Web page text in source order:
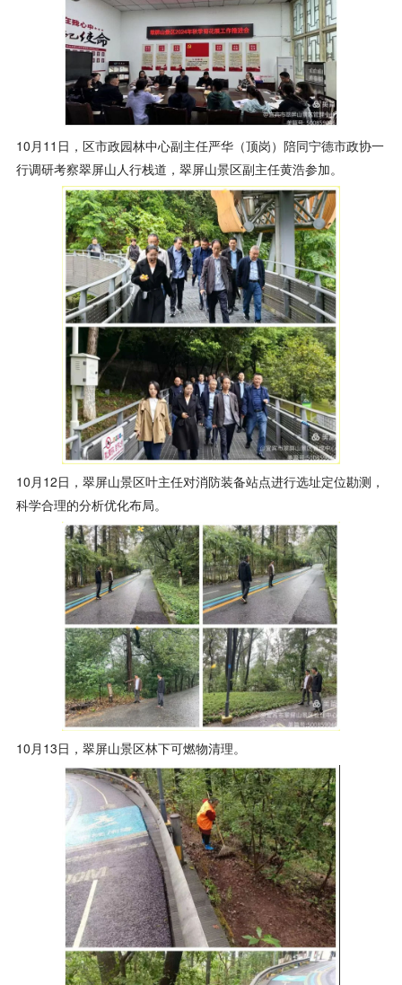
10月11日，区市政园林中心副主任严华（顶岗）陪同宁德市政协一
行调研考察翠屏山人行栈道，翠屏山景区副主任黄浩参加。
10月12日，翠屏山景区叶主任对消防装备站点进行选址定位勘测，
科学合理的分析优化布局。
10月13日，翠屏山景区林下可燃物清理。